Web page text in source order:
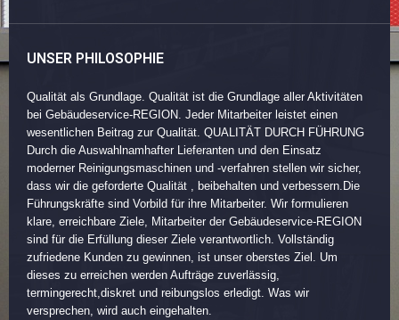
UNSER PHILOSOPHIE
Qualität als Grundlage. Qualität ist die Grundlage aller Aktivitäten
bei Gebäudeservice-REGION. Jeder Mitarbeiter leistet einen
wesentlichen Beitrag zur Qualität. QUALITÄT DURCH FÜHRUNG
Durch die Auswahlnamhafter Lieferanten und den Einsatz
moderner Reinigungsmaschinen und -verfahren stellen wir sicher,
dass wir die geforderte Qualität , beibehalten und verbessern.Die
Führungskräfte sind Vorbild für ihre Mitarbeiter. Wir formulieren
klare, erreichbare Ziele, Mitarbeiter der Gebäudeservice-REGION
sind für die Erfüllung dieser Ziele verantwortlich. Vollständig
zufriedene Kunden zu gewinnen, ist unser oberstes Ziel. Um
dieses zu erreichen werden Aufträge zuverlässig,
termingerecht,diskret und reibungslos erledigt. Was wir
versprechen, wird auch eingehalten.